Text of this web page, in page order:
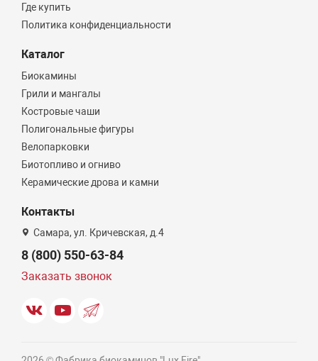
Где купить
Политика конфиденциальности
Каталог
Биокамины
Грили и мангалы
Костровые чаши
Полигональные фигуры
Велопарковки
Биотопливо и огниво
Керамические дрова и камни
Контакты
Самара, ул. Кричевская, д.4
8 (800) 550-63-84
Заказать звонок